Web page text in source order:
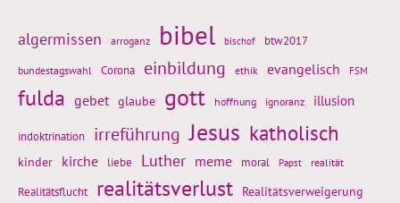
algermissen arroganz bibel bischof btw2017
bundestagswahl Corona einbildung ethik evangelisch FSM
fulda gebet glaube gott hoffnung ignoranz illusion
indoktrination irreführung Jesus katholisch
kinder kirche liebe Luther meme moral Papst realität
Realitätsflucht realitätsverlust Realitätsverweigerung